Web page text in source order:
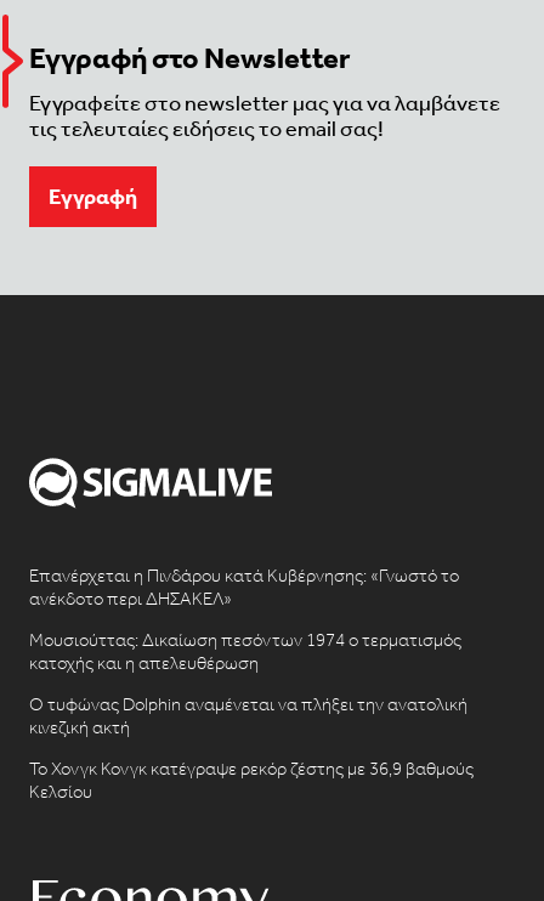
Εγγραφή στο Newsletter
Εγγραφείτε στο newsletter μας για να λαμβάνετε
τις τελευταίες ειδήσεις το email σας!
Eγγραφή
Επανέρχεται η Πινδάρου κατά Κυβέρνησης: «Γνωστό το
ανέκδοτο περι ΔΗΣΑΚΕΛ»
Μουσιούττας: Δικαίωση πεσόντων 1974 ο τερματισμός
κατοχής και η απελευθέρωση
Ο τυφώνας Dolphin αναμένεται να πλήξει την ανατολική
κινεζική ακτή
Το Χονγκ Κονγκ κατέγραψε ρεκόρ ζέστης με 36,9 βαθμούς
Κελσίου